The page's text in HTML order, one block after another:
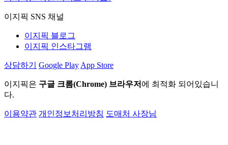
이지픽 SNS 채널
이지픽 블로그
이지픽 인스타그램
상담하기 Google Play App Store
이지픽은 구글 크롬(Chrome) 브라우저 에 최적화 되어있습니
다.
이용약관 개인정보처리방침 도매처 사장님